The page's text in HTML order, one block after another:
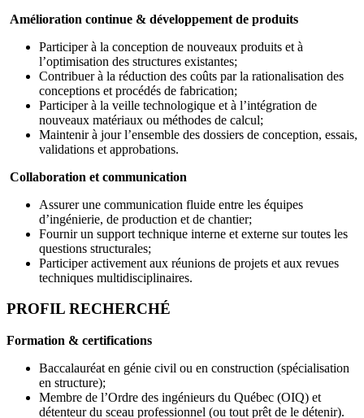
Amélioration continue & développement de produits
Participer à la conception de nouveaux produits et à
l’optimisation des structures existantes;
Contribuer à la réduction des coûts par la rationalisation des
conceptions et procédés de fabrication;
Participer à la veille technologique et à l’intégration de
nouveaux matériaux ou méthodes de calcul;
Maintenir à jour l’ensemble des dossiers de conception, essais,
validations et approbations.
Collaboration et communication
Assurer une communication fluide entre les équipes
d’ingénierie, de production et de chantier;
Fournir un support technique interne et externe sur toutes les
questions structurales;
Participer activement aux réunions de projets et aux revues
techniques multidisciplinaires.
PROFIL RECHERCHÉ
Formation & certifications
Baccalauréat en génie civil ou en construction (spécialisation
en structure);
Membre de l’Ordre des ingénieurs du Québec (OIQ) et
détenteur du sceau professionnel (ou tout prêt de le détenir).